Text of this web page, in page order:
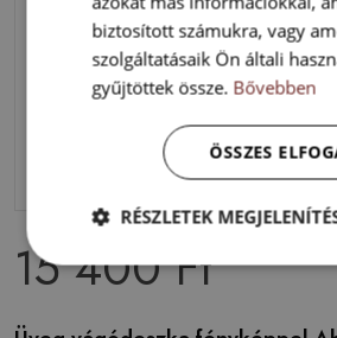
15 400 Ft
biztosított számukra, vagy
szolgáltatásaik Ön általi
gyűjtöttek össze. Bővebben
ÖSSZES
RÉSZLETEK